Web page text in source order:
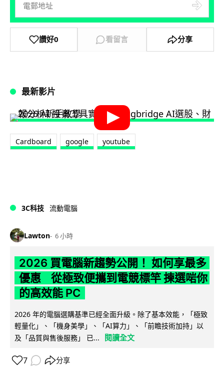
讚好0 看留言 分享
最新影片
Cardboard google youtube
3C科技 流動電腦
Lawton 6 小時
2026 買電腦新趨勢公開！ 如何享最多
優惠 從極致便攜到電競標竿 揀選啱你
的高效能 PC
2026 年的電腦選購基準已經全面升級。除了基本效能，「極致
輕量化」、「機身美學」、「AI算力」、「前瞻技術加持」以
及「品質與售後服務」 已...
閱讀全文
7 分享